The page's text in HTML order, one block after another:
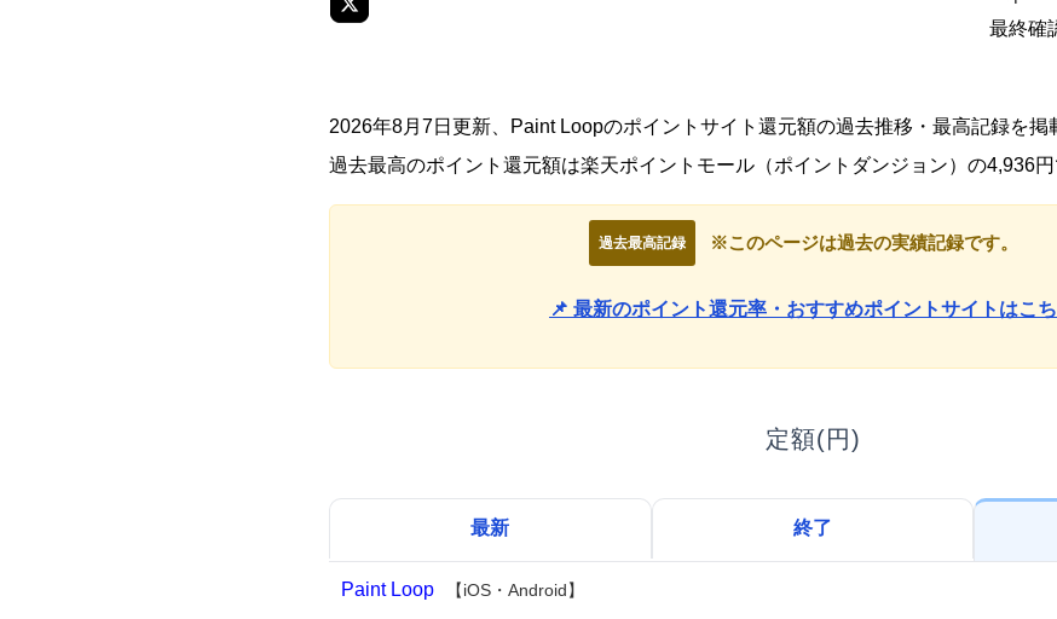
最終確
2026年8月7日更新、Paint Loopのポイントサイト還元額の過去推移・最高記録を掲
過去最高のポイント還元額は楽天ポイントモール（ポイントダンジョン）の4,936円
過去最高記録 ※このページは過去の実績記録です。
📌 最新のポイント還元率・おすすめポイントサイトはこ
定額(円)
最新 終了
Paint Loop 【iOS・Android】